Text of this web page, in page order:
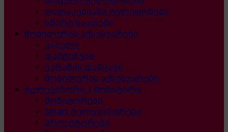
ღილაკებიანი ტელეფონები
სმარტ საათები
მობილურის აქსესუარები
კაბელი
დამტენები
ეკრანის დამცავი
მობილურის აქსესუარები
ტელევიზორი | მონიტორი
მონიტორები
Smart ტელევიზორები
პროექტორები